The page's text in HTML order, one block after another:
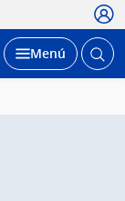
Desplegar
Menú Abrir